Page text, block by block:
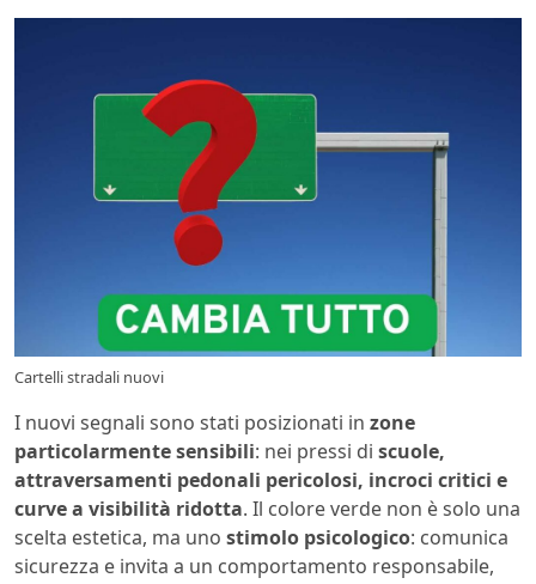
Cartelli stradali nuovi
I nuovi segnali sono stati posizionati in zone
particolarmente sensibili: nei pressi di scuole,
attraversamenti pedonali pericolosi, incroci critici e
curve a visibilità ridotta. Il colore verde non è solo una
scelta estetica, ma uno stimolo psicologico: comunica
sicurezza e invita a un comportamento responsabile,